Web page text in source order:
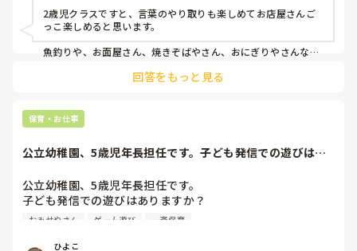
2歳児クラスですと、言葉のやり取りも楽しめてお店屋さんご
っこ楽しめると思います。
魚釣りや、お面屋さん、焼きぞばやさん、おにぎりやさんなど
紙に印刷したお金も用意し、１枚だせば何でも1つ買えるよう
参考になれば嬉しいです。
回答をもっと見る
保育・お仕事
公立幼稚園、5歳児年長担任です。子ども発信での遊びはあ
公立幼稚園、5歳児年長担任です。
子ども発信での遊びはありますか？
例えば、リレーやドッヂボールなどの集団遊び
みなさんの園ではどのような遊びが流行っていますか？
おみせやさん ゲーム遊び 一斉保育
ひよこ